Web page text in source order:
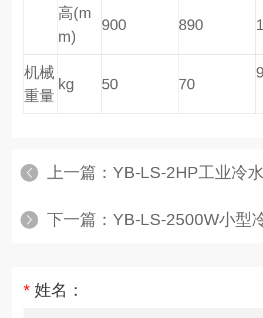
高(m
m)
900 890
机械
重量
kg 50 70
上一篇： YB-LS-2HP工业冷水机
下一篇： YB-LS-2500W小型
* 姓名：